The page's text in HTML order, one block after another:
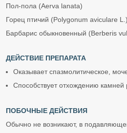
Пол-пола (Aerva lanata)
Горец птичий (Polygonum aviculare L.)
Барбарис обыкновенный (Berberis
ДЕЙСТВИЕ ПРЕПАРАТА
Оказывает спазмолитическое,
Способствует отхождению
ПОБОЧНЫЕ ДЕЙСТВИЯ
Обычно не возникают, в